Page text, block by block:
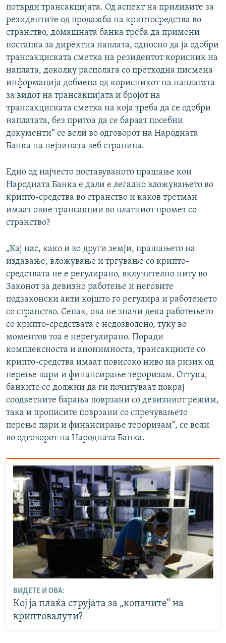
потврди трансакцијата. Од аспект на приливите за
резидентите од продажба на криптосредства во
странство, домашната банка треба да примени
постапка за директна наплата, односно да ја одобри
трансакциската сметка на резидентот корисник на
наплата, доколку располага со претходна писмена
информација добиена од корисникот на наплатата
за видот на трансакцијата и бројот на
трансакциската сметка на која треба да се одобри
наплатата, без притоа да се бараат посебни
документи“ се вели во одговорот на Народната
Банка на нејзината веб страница.
Едно од најчесто поставуваното прашање кон
Народната Банка е дали е легално вложувањето во
крипто-средства во странство и каков третман
имаат овие трансакции во платниот промет со
странство?
„Кај нас, како и во други земји, прашањето на
издавање, вложување и тргување со крипто-
средствата не е регулирано, вклучително ниту во
Законот за девизно работење и неговите
подзаконски акти којшто го регулира и работењето
со странство. Сепак, ова не значи дека работењето
со крипто-средствата е недозволено, туку во
моментов тоа е нерегулирано. Поради
комплексноста и анонимноста, трансакциите со
крипто-средства имаат повисоко ниво на ризик од
перење пари и финансирање тероризам. Оттука,
банките се должни да ги почитуваат покрај
соодветните барања поврзани со девизниот режим,
така и прописите поврзани со спречувањето
перење пари и финансирање тероризам“, се вели
во одговорот на Народната Банка.
ВИДЕТЕ И ОВА:
Кој ја плаќа струјата за „копачите“ на
криптовалути?